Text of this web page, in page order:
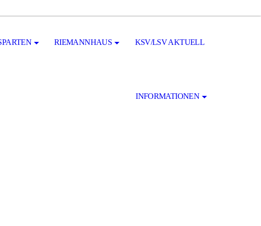
RIEMANNHAUS KSV/LSV AKTUELL
INFORMATIONEN